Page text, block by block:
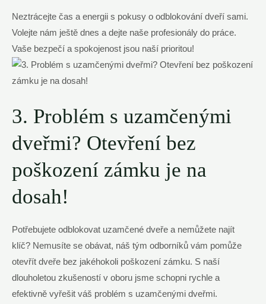
Neztrácejte čas a energii s pokusy o odblokování dveří sami.
Volejte nám ještě dnes a dejte naše profesionály do práce.
Vaše bezpečí a spokojenost jsou naší prioritou!
3. Problém s uzamčenými
dveřmi? Otevření bez
poškození zámku je na
dosah!
Potřebujete odblokovat uzamčené dveře a nemůžete najít
klíč? Nemusíte se obávat, náš tým odborníků vám pomůže
otevřít dveře bez jakéhokoli poškození zámku. S naší
dlouholetou zkušeností v oboru jsme schopni rychle a
efektivně vyřešit váš problém s uzamčenými dveřmi.